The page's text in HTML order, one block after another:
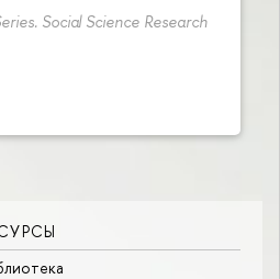
Social Science Research